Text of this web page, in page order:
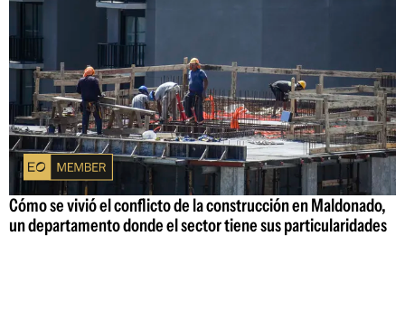
Cómo se vivió el conflicto de la construcción en Maldonado,
un departamento donde el sector tiene sus particularidades